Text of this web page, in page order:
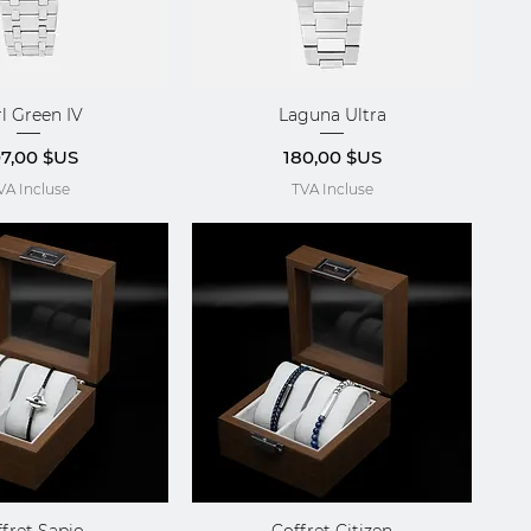
rapide
Green IV
$US
Incluse
Aperçu rapide
Laguna Ultra
Prix
180,00 $US
TVA Incluse